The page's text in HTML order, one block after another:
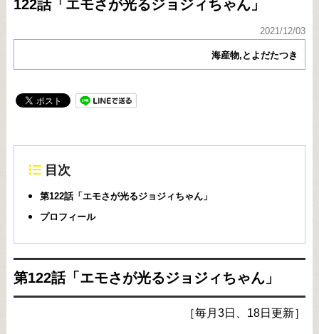
122話「エモさが光るジョジィちゃん」
2021/12/03
海産物,とよだたつき
目次
第122話「エモさが光るジョジィちゃん」
プロフィール
第122話「エモさが光るジョジィちゃん」
［毎月3日、18日更新］